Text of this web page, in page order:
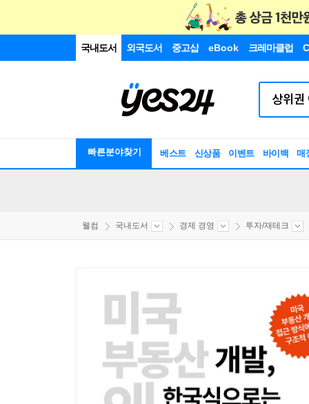
국내도서 외국도서 중고샵 eBook 크레마클럽
빠른분야찾기 베스트 신상품 이벤트 바이백 매
웰컴 국내도서 경제 경영 투자/재테크